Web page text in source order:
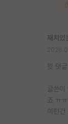
재치있
윗 덧
글쓴이
죠 ㅠㅠ
이런건